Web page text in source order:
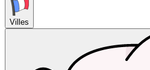
Villes